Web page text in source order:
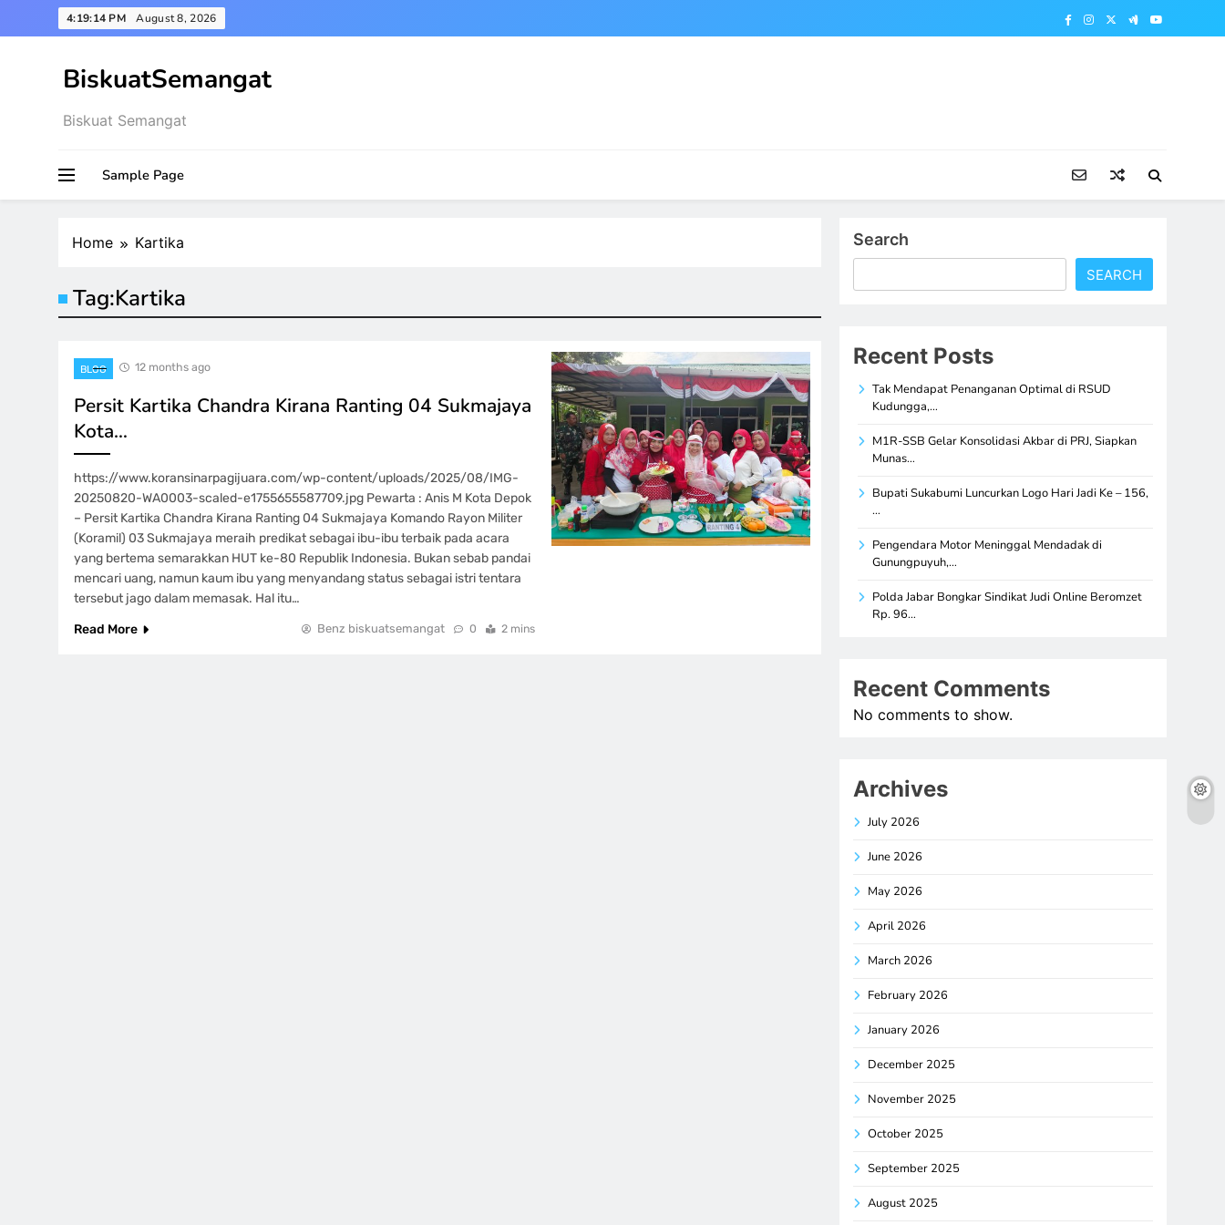
to
4:19:15 PM August 8, 2026
BiskuatSemangat
Biskuat Semangat
Sample Page
Home Kartika
Tag:Kartika
BLOG 12 months ago
Persit Kartika Chandra Kirana Ranting 04 Sukmajaya
Kota…
https://www.koransinarpagijuara.com/wp-content/uploads/2025/08/IMG-
20250820-WA0003-scaled-e1755655587709.jpg Pewarta : Anis M Kota Depok
– Persit Kartika Chandra Kirana Ranting 04 Sukmajaya Komando Rayon Militer
(Koramil) 03 Sukmajaya meraih predikat sebagai ibu-ibu terbaik pada acara
yang bertema semarakkan HUT ke-80 Republik Indonesia. Bukan sebab pandai
mencari uang, namun kaum ibu yang menyandang status sebagai istri tentara
tersebut jago dalam memasak. Hal itu…
Read More
Benz biskuatsemangat 0 2 mins
Search
SEARCH
Recent Posts
Tak Mendapat Penanganan Optimal di RSUD
Kudungga,…
M1R-SSB Gelar Konsolidasi Akbar di PRJ, Siapkan
Munas…
Bupati Sukabumi Luncurkan Logo Hari Jadi Ke – 156,
…
Pengendara Motor Meninggal Mendadak di
Gunungpuyuh,…
Polda Jabar Bongkar Sindikat Judi Online Beromzet
Rp. 96…
Recent Comments
No comments to show.
Archives
July 2026
June 2026
May 2026
April 2026
March 2026
February 2026
January 2026
December 2025
November 2025
October 2025
September 2025
August 2025